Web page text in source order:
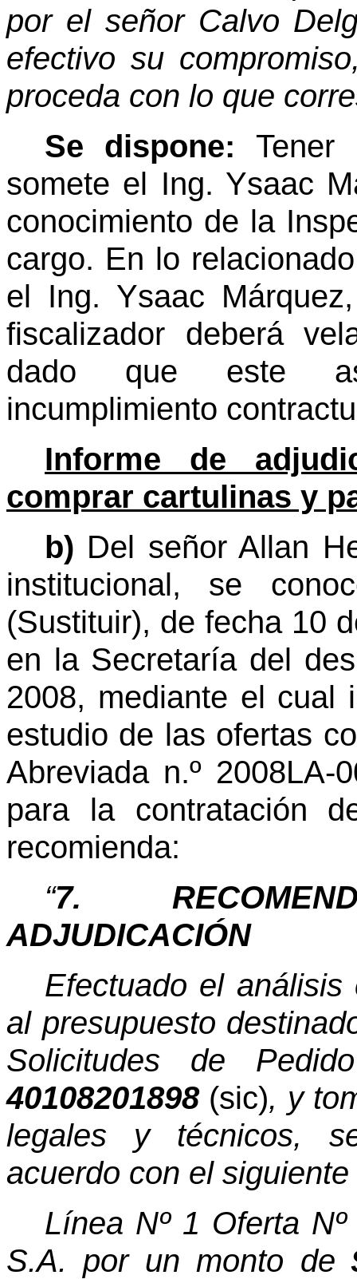
por el señor Calvo
efectivo su
proceda con lo que
Se dispone:
somete el Ing. Ysaac
conocimiento de la
cargo. En lo
el Ing. Ysaac
fiscalizador deberá
dado que este
incumplimiento
Informe de
comprar cartulinas y
b) Del señor Allan
institucional, se
(Sustituir), de fecha 10
en la Secretaría del
2008, mediante el cual
estudio de las ofertas
Abreviada n.º 2008LA-
para la contratación
recomienda:
“7.
ADJUDICACIÓN
Efectuado el análisis
al presupuesto
Solicitudes de
40108201898 (sic), y
legales y técnicos,
acuerdo con el
Línea Nº 1 Oferta
S.A. por un monto de